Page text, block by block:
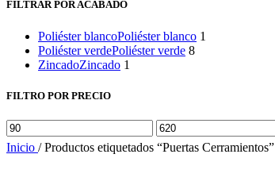
FILTRAR POR ACABADO
Poliéster blancoPoliéster blanco 1
Poliéster verdePoliéster verde 8
ZincadoZincado 1
FILTRO POR PRECIO
Precio
mínimo
Precio
máximo
Inicio / Productos etiquetados “Puertas Cerramientos”